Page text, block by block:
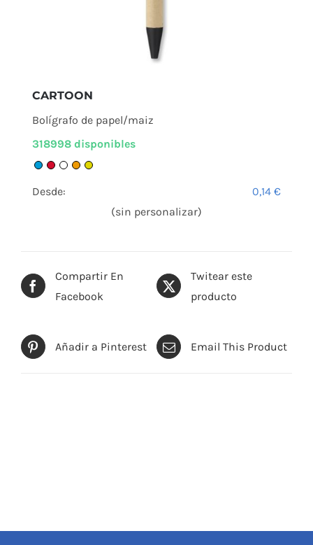
Compartir En
Facebook
Twitear este
producto
Añadir a Pinterest Email This Product
CARTOON
Bolígrafo de papel/maiz
318998 disponibles
Desde: 0,14€
(sin personalizar)